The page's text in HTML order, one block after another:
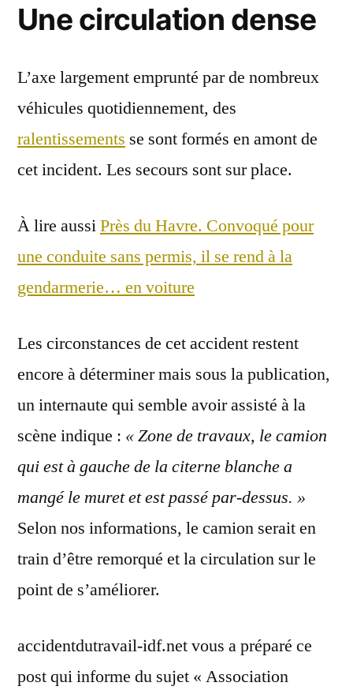
Une circulation dense
L’axe largement emprunté par de nombreux
véhicules quotidiennement, des
ralentissements se sont formés en amont de
cet incident. Les secours sont sur place.
À lire aussiPrès du Havre. Convoqué pour
une conduite sans permis, il se rend à la
gendarmerie… en voiture
Les circonstances de cet accident restent
encore à déterminer mais sous la publication,
un internaute qui semble avoir assisté à la
scène indique : « Zone de travaux, le camion
qui est à gauche de la citerne blanche a
mangé le muret et est passé par-dessus. »
Selon nos informations, le camion serait en
train d’être remorqué et la circulation sur le
point de s’améliorer.
accidentdutravail-idf.net vous a préparé ce
post qui informe du sujet « Association